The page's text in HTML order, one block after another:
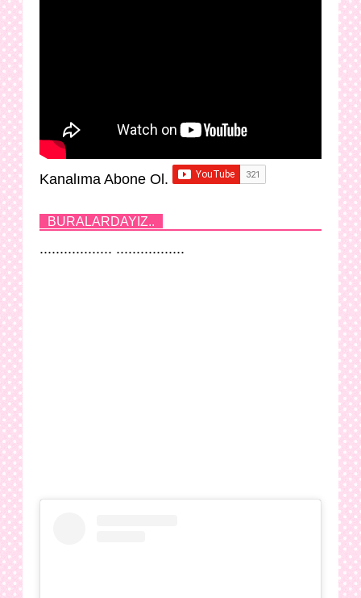
Kanalıma Abone Ol.
BURALARDAYIZ..
.................. .................